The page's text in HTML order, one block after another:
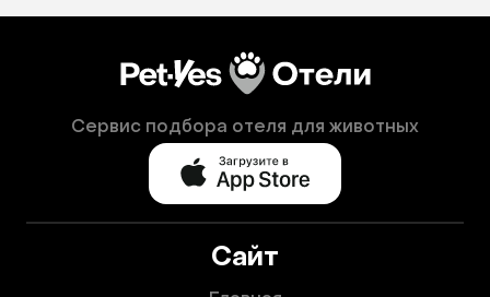
Сервис подбора отеля для животных
Сайт